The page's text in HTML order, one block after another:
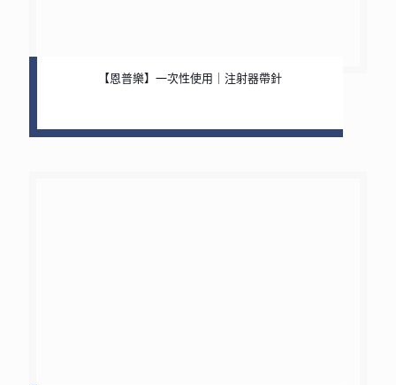
【恩普樂】一次性使用｜注射器帶針